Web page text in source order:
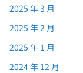
2025 年 3 月
2025 年 2 月
2025 年 1 月
2024 年 12 月